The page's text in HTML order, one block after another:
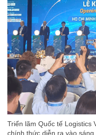
Triển lãm Quốc tế Logistics
chính thức diễn ra vào